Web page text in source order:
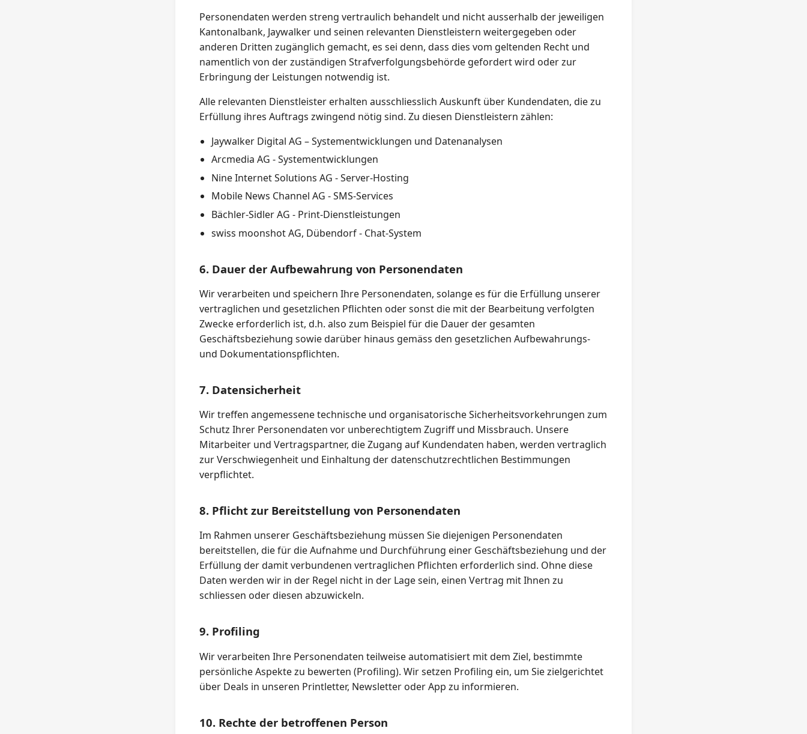
Personendaten werden streng vertraulich behandelt und nicht ausserhalb der jeweiligen
Kantonalbank, Jaywalker und seinen relevanten Dienstleistern weitergegeben oder
anderen Dritten zugänglich gemacht, es sei denn, dass dies vom geltenden Recht und
namentlich von der zuständigen Strafverfolgungsbehörde gefordert wird oder zur
Erbringung der Leistungen notwendig ist.
Alle relevanten Dienstleister erhalten ausschliesslich Auskunft über Kundendaten, die zu
Erfüllung ihres Auftrags zwingend nötig sind. Zu diesen Dienstleistern zählen:
Jaywalker Digital AG – Systementwicklungen und Datenanalysen
Arcmedia AG - Systementwicklungen
Nine Internet Solutions AG - Server-Hosting
Mobile News Channel AG - SMS-Services
Bächler-Sidler AG - Print-Dienstleistungen
swiss moonshot AG, Dübendorf - Chat-System
6. Dauer der Aufbewahrung von Personendaten
Wir verarbeiten und speichern Ihre Personendaten, solange es für die Erfüllung unserer
vertraglichen und gesetzlichen Pflichten oder sonst die mit der Bearbeitung verfolgten
Zwecke erforderlich ist, d.h. also zum Beispiel für die Dauer der gesamten
Geschäftsbeziehung sowie darüber hinaus gemäss den gesetzlichen Aufbewahrungs-
und Dokumentationspflichten.
7. Datensicherheit
Wir treffen angemessene technische und organisatorische Sicherheitsvorkehrungen zum
Schutz Ihrer Personendaten vor unberechtigtem Zugriff und Missbrauch. Unsere
Mitarbeiter und Vertragspartner, die Zugang auf Kundendaten haben, werden vertraglich
zur Verschwiegenheit und Einhaltung der datenschutzrechtlichen Bestimmungen
verpflichtet.
8. Pflicht zur Bereitstellung von Personendaten
Im Rahmen unserer Geschäftsbeziehung müssen Sie diejenigen Personendaten
bereitstellen, die für die Aufnahme und Durchführung einer Geschäftsbeziehung und der
Erfüllung der damit verbundenen vertraglichen Pflichten erforderlich sind. Ohne diese
Daten werden wir in der Regel nicht in der Lage sein, einen Vertrag mit Ihnen zu
schliessen oder diesen abzuwickeln.
9. Profiling
Wir verarbeiten Ihre Personendaten teilweise automatisiert mit dem Ziel, bestimmte
persönliche Aspekte zu bewerten (Profiling). Wir setzen Profiling ein, um Sie zielgerichtet
über Deals in unseren Printletter, Newsletter oder App zu informieren.
10. Rechte der betroffenen Person